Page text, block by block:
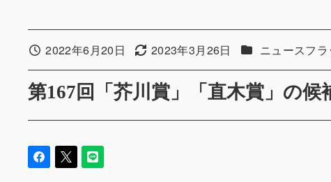
第167回「芥川賞」「直木賞」の候
投稿日2022年6月20日 更新日2023年3月26日 カテゴリー
ニュースフラ